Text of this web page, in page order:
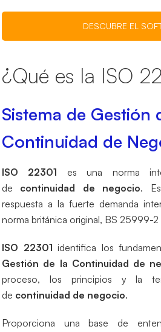
DESCUBRE EL
¿Qué es la ISO
Sistema de Gestión
Continuidad de
ISO 22301 es una norma
de continuidad de negocio.
respuesta a la fuerte demanda
norma británica original, BS 25999-2
ISO 22301 identifica los
Gestión de la Continuidad de
proceso, los principios y la
de continuidad de negocio.
Proporciona una base de